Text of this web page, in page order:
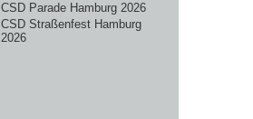
CSD Parade Hamburg 2026
CSD Straßenfest Hamburg
2026